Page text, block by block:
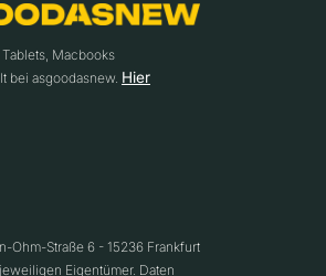
Macbooks
bei asgoodasnew. Hier
Ohm-Straße 6 - 15236 Frankfurt
Eigentümer. Daten